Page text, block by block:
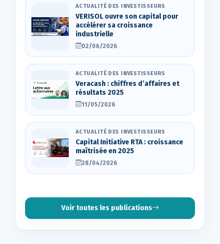
ACTUALITÉ DES INVESTISSEURS
VERISOL ouvre son capital pour
accélérer sa croissance
industrielle
02/06/2026
ACTUALITÉ DES INVESTISSEURS
Veracash : chiffres d’affaires et
résultats 2025
11/05/2026
ACTUALITÉ DES INVESTISSEURS
Capital Initiative RTA : croissance
maîtrisée en 2025
28/04/2026
Voir toutes les publications